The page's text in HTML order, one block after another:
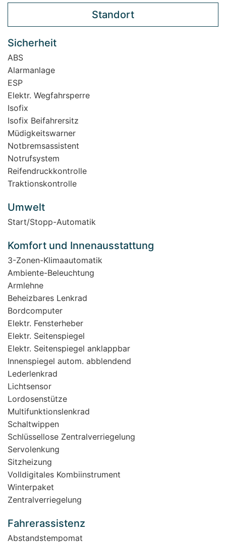
Standort
Sicherheit
ABS
Alarmanlage
ESP
Elektr. Wegfahrsperre
Isofix
Isofix Beifahrersitz
Müdigkeitswarner
Notbremsassistent
Notrufsystem
Reifendruckkontrolle
Traktionskontrolle
Umwelt
Start/Stopp-Automatik
Komfort und Innenausstattung
3-Zonen-Klimaautomatik
Ambiente-Beleuchtung
Armlehne
Beheizbares Lenkrad
Bordcomputer
Elektr. Fensterheber
Elektr. Seitenspiegel
Elektr. Seitenspiegel anklappbar
Innenspiegel autom. abblendend
Lederlenkrad
Lichtsensor
Lordosenstütze
Multifunktionslenkrad
Schaltwippen
Schlüssellose Zentralverriegelung
Servolenkung
Sitzheizung
Volldigitales Kombiinstrument
Winterpaket
Zentralverriegelung
Fahrerassistenz
Abstandstempomat